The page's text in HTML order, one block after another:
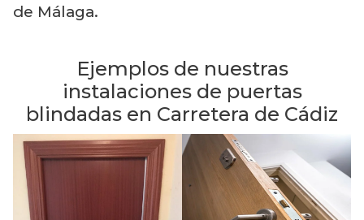
de Málaga.
Ejemplos de nuestras
instalaciones de puertas
blindadas en Carretera de Cádiz